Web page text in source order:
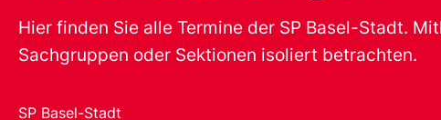
Hier finden Sie alle Termine der SP Basel-Stadt.
Sachgruppen oder Sektionen isoliert betrachten.
SP Basel-Stadt